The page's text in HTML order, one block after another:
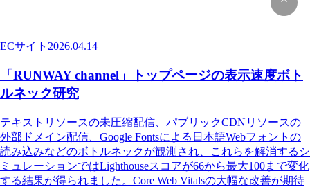
ECサイト 2026.04.14
「RUNWAY channel」トップページの表示速度ボト
ルネック研究
テキストリソースの未圧縮配信、パブリックCDNリソースの
外部ドメイン配信、Google Fontsによる日本語Webフォントの
読み込みなどのボトルネックが観測され、これらを解消するシ
ミュレーションではLighthouseスコアが66から最大100まで変化
する結果が得られました。Core Web Vitalsの大幅な改善が期待